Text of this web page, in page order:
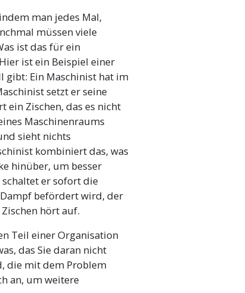
man jedes Mal,
müssen viele
ist das für ein
ist ein Beispiel einer
gibt: Ein Maschinist hat im
setzt er seine
ein Zischen, das es nicht
Maschinenraums
sieht nichts
kombiniert das, was
hinüber, um besser
schaltet er sofort die
befördert wird, der
hört auf.
Teil einer Organisation
das Sie daran nicht
die mit dem Problem
an, um weitere